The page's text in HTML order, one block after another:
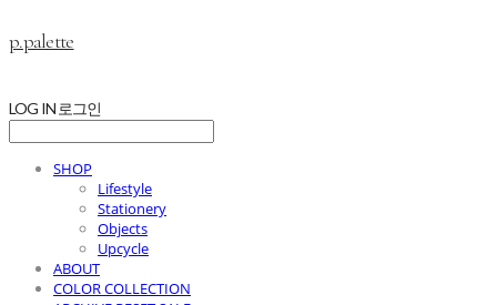
p.palette
LOG IN 로그인
SHOP
Lifestyle
Stationery
Objects
Upcycle
ABOUT
COLOR COLLECTION